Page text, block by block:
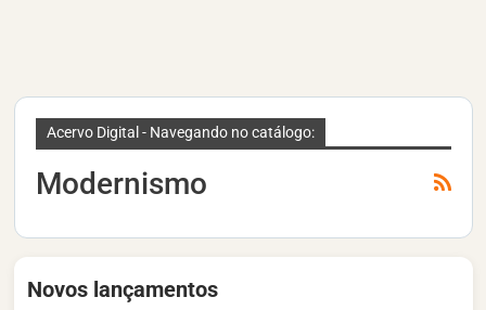
Acervo Digital - Navegando no catálogo:
Modernismo
Novos lançamentos